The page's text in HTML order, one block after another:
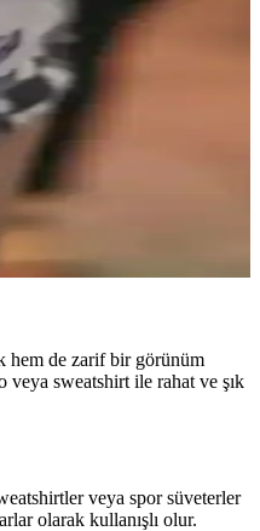
öne çıkıyor.
ön planda tutuyor.
el pazarları önemli
hem de zarif bir görünüm
sweatshirt ile rahat ve şık
veya spor süveterler
olarak kullanışlı olur.